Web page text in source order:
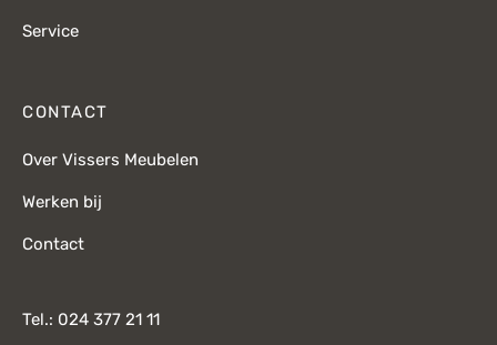
Service
CONTACT
Over Vissers Meubelen
Werken bij
Contact
Tel.: 024 377 21 11